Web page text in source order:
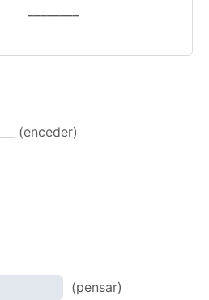
(enceder)
(pensar)